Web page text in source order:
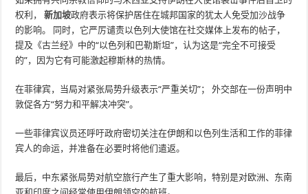
权利，新加坡政府表示将保护居住在城邦国家的犹太人免受加沙战争
的影响。 同时，它严厉谴责以色列大使馆在社交媒体上发布的帖子，
提及《古兰经》中的“以色列和巴勒斯坦”，认为这是“完全不可接受
的”，因为它有可能激起穆斯林的热情。
在菲律宾，当局对紧张局势升级表示“严重关切”； 外交部在一份声明中
敦促各方“努力和平解决冲突”。
一些菲律宾议员还呼吁政府密切关注在伊朗和以色列生活和工作的菲律
宾人的命运，并准备在必要时将他们遣返。
最后，中东紧张局势对航空旅行产生了重大影响，特别是对欧洲、东南